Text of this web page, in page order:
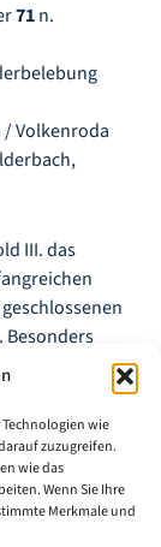
wie
zuzugreifen.
wie das
Wenn Sie Ihre
Merkmale und
71n.
Volkenroda
III. das
Die
Fischzucht
an.
00:00